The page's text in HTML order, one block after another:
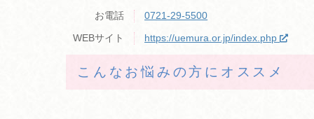
お電話
0721-29-5500
WEBサイト
https://uemura.or.jp/index.php
こんなお悩みの方にオススメ